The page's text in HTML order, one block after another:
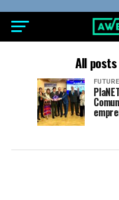
All
FUTURE